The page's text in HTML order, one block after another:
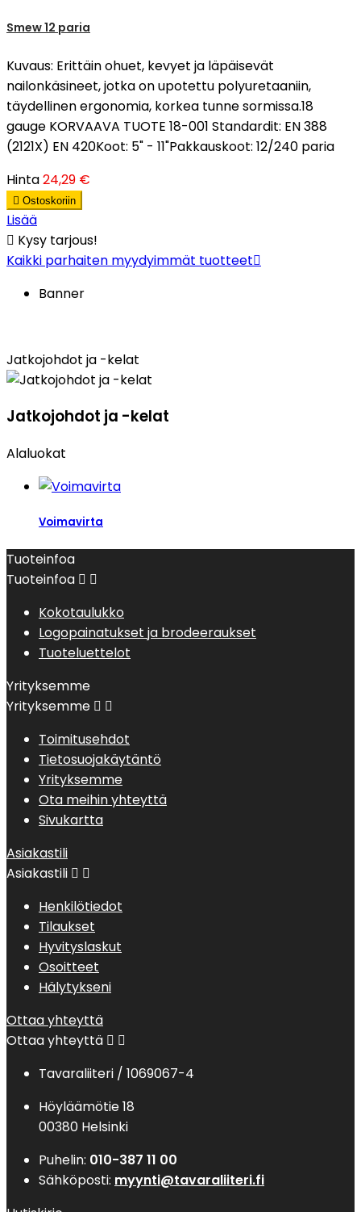
Smew 12 paria
Kuvaus: Erittäin ohuet, kevyet ja läpäisevät
nailonkäsineet, jotka on upotettu polyuretaaniin,
täydellinen ergonomia, korkea tunne sormissa.18
gauge KORVAAVA TUOTE 18-001 Standardit: EN 388
(2121X) EN 420Koot: 5" - 11"Pakkauskoot: 12/240 paria
Hinta24,29 €
 Ostoskoriin
Lisää
 Kysy tarjous!
Kaikki parhaiten myydyimmät tuotteet
Banner
Jatkojohdot ja -kelat
Jatkojohdot ja -kelat
Alaluokat
Voimavirta
Tuoteinfoa
Tuoteinfoa  
Kokotaulukko
Logopainatukset ja brodeeraukset
Tuoteluettelot
Yrityksemme
Yrityksemme  
Toimitusehdot
Tietosuojakäytäntö
Yrityksemme
Ota meihin yhteyttä
Sivukartta
Asiakastili
Asiakastili  
Henkilötiedot
Tilaukset
Hyvityslaskut
Osoitteet
Hälytykseni
Ottaa yhteyttä
Ottaa yhteyttä  
Tavaraliiteri / 1069067-4
Höyläämötie 18
00380 Helsinki
Puhelin: 010-387 11 00
Sähköposti: myynti@tavaraliiteri.fi